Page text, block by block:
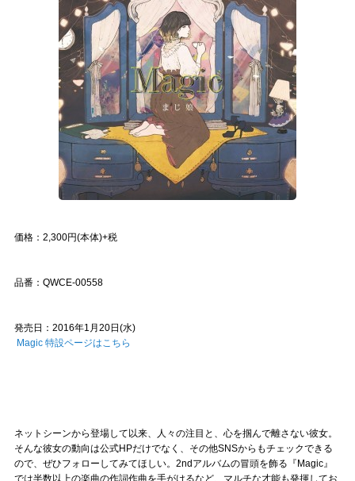
価格：2,300円(本体)+税
品番：QWCE-00558
発売日：2016年1月20日(水)
Magic 特設ページはこちら
ネットシーンから登場して以来、人々の注目と、心を掴んで離さない彼女。
そんな彼女の動向は公式HPだけでなく、その他SNSからもチェックできる
ので、ぜひフォローしてみてほしい。2ndアルバムの冒頭を飾る『Magic』
では半数以上の楽曲の作詞作曲を手がけるなど、マルチな才能も発揮してお